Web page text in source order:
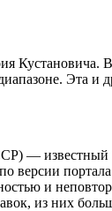
Эта и
—
версии
и
из них